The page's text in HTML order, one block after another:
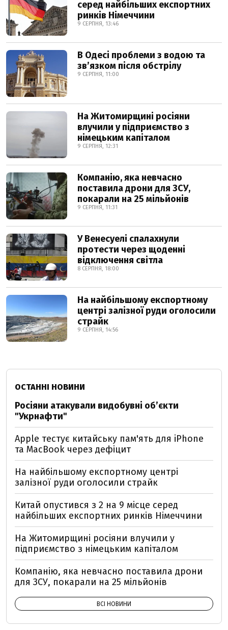
серед найбільших експортних
ринків Німеччини
9 СЕРПНЯ, 13:46
В Одесі проблеми з водою та
звʼязком після обстрілу
9 СЕРПНЯ, 11:00
На Житомирщині росіяни
влучили у підприємство з
німецьким капіталом
9 СЕРПНЯ, 12:31
Компанію, яка невчасно
поставила дрони для ЗСУ,
покарали на 25 мільйонів
9 СЕРПНЯ, 11:31
У Венесуелі спалахнули
протести через щоденні
відключення світла
8 СЕРПНЯ, 18:00
На найбільшому експортному
центрі залізної руди оголосили
страйк
9 СЕРПНЯ, 14:56
ОСТАННІ НОВИНИ
Росіяни атакували видобувні обʼєкти
"Укрнафти"
Apple тестує китайську пам'ять для iPhone
та MacBook через дефіцит
На найбільшому експортному центрі
залізної руди оголосили страйк
Китай опустився з 2 на 9 місце серед
найбільших експортних ринків Німеччини
На Житомирщині росіяни влучили у
підприємство з німецьким капіталом
Компанію, яка невчасно поставила дрони
для ЗСУ, покарали на 25 мільйонів
ВСІ НОВИНИ